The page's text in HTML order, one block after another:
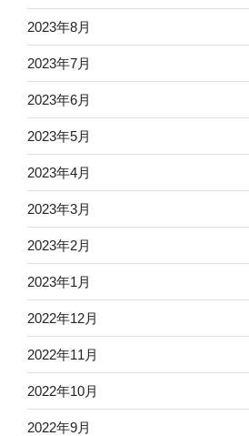
2023年8月
2023年7月
2023年6月
2023年5月
2023年4月
2023年3月
2023年2月
2023年1月
2022年12月
2022年11月
2022年10月
2022年9月